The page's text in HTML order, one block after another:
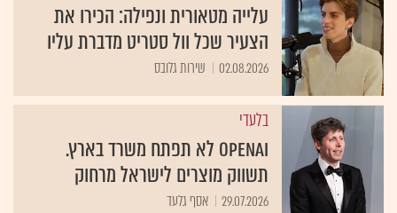
עלייה מטאורית ונפילה: הכירו את
הצעיר שכל וול סטריט מדברת עליו
02.08.2026 שירות גלובס
בלעדי
OpenAI לא תפתח משרד בארץ.
תשווק מוצרים לישראל מרחוק
29.07.2026 אסף גלעד